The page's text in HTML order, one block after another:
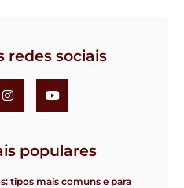
redes sociais
populares
tipos mais comuns e para